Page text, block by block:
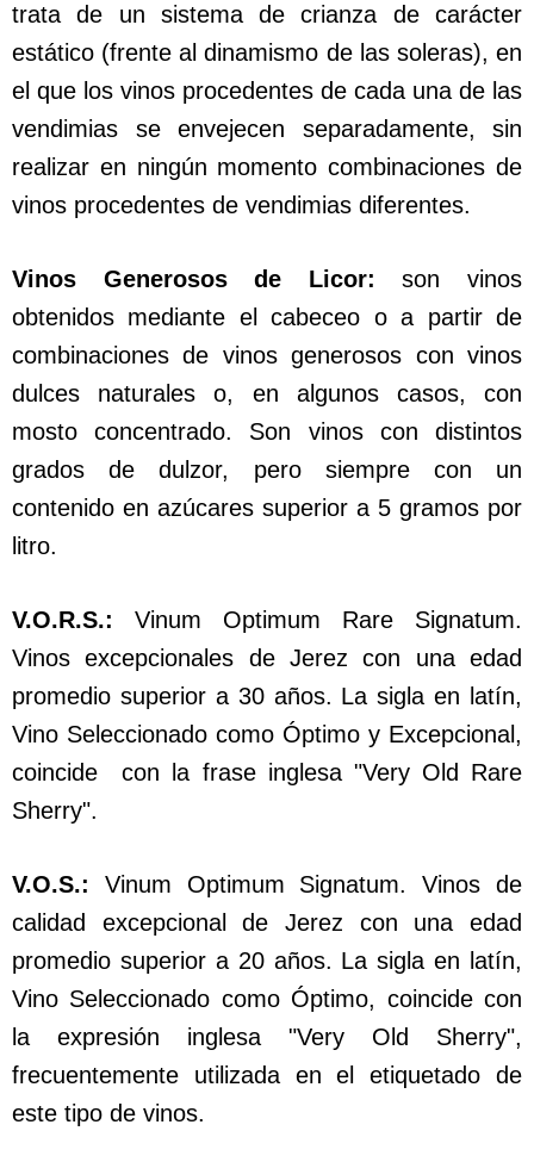
trata de un sistema de crianza de carácter
estático (frente al dinamismo de las soleras), en
el que los vinos procedentes de cada una de las
vendimias se envejecen separadamente, sin
realizar en ningún momento combinaciones de
vinos procedentes de vendimias diferentes.
Vinos Generosos de Licor: son vinos
obtenidos mediante el cabeceo o a partir de
combinaciones de vinos generosos con vinos
dulces naturales o, en algunos casos, con
mosto concentrado. Son vinos con distintos
grados de dulzor, pero siempre con un
contenido en azúcares superior a 5 gramos por
litro.
V.O.R.S.: Vinum Optimum Rare Signatum.
Vinos excepcionales de Jerez con una edad
promedio superior a 30 años. La sigla en latín,
Vino Seleccionado como Óptimo y Excepcional,
coincide con la frase inglesa "Very Old Rare
Sherry".
V.O.S.: Vinum Optimum Signatum. Vinos de
calidad excepcional de Jerez con una edad
promedio superior a 20 años. La sigla en latín,
Vino Seleccionado como Óptimo, coincide con
la expresión inglesa "Very Old Sherry",
frecuentemente utilizada en el etiquetado de
este tipo de vinos.